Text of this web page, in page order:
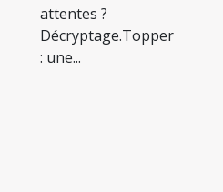
attentes ?
Décryptage.Topper
: une...